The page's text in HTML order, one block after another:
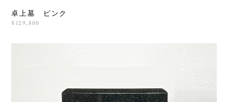
卓上墓 ピンク
¥129,800